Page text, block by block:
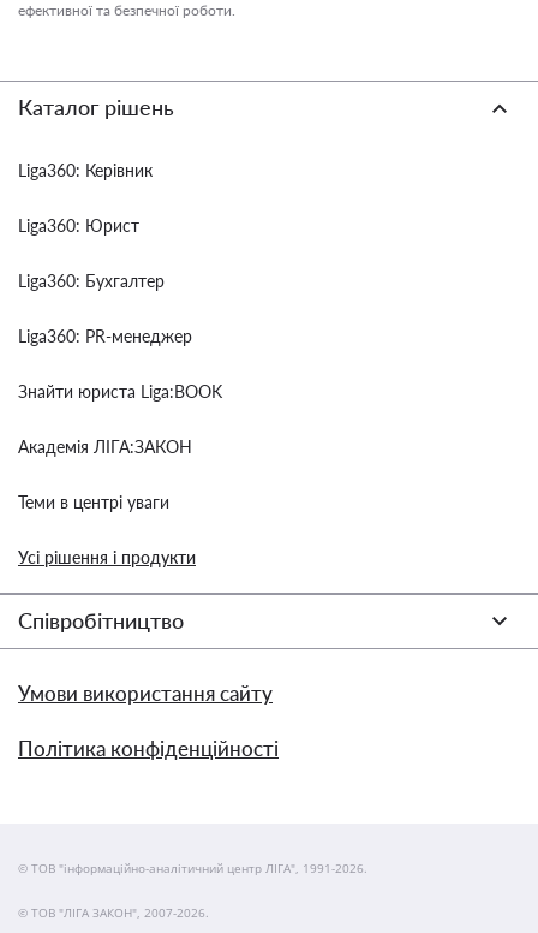
ефективної та безпечної роботи.
Каталог рішень
Liga360: Керівник
Liga360: Юрист
Liga360: Бухгалтер
Liga360: PR-менеджер
Знайти юриста Liga:BOOK
Академія ЛІГА:ЗАКОН
Теми в центрі уваги
Усі рішення і продукти
Співробітництво
Умови використання сайту
Політика конфіденційності
© ТОВ "інформаційно-аналітичний центр ЛІГА", 1991-2026.
© ТОВ "ЛІГА ЗАКОН", 2007-2026.